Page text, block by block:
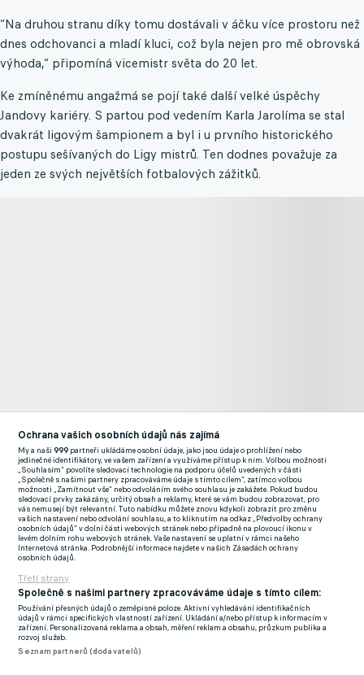
“Na druhou stranu díky tomu dostávali v áčku více prostoru než
dnes odchovanci a mladí kluci, což byla nejen pro mě obrovská
výhoda,“ připomíná vicemistr světa do 20 let.
Ke zmíněnému angažmá se pojí také další velké úspěchy
Jandovy kariéry. S partou pod vedením Karla Jarolíma se stal
dvakrát ligovým šampionem a byl i u prvního historického
postupu sešívaných do Ligy mistrů. Ten dodnes považuje za
jeden ze svých největších fotbalových zážitků.
“Šlo o malý zázrak. Samozřejmě jsme měli jak proti Žilině, tak
Ajaxu kus štěstí, ale to k tomu patří. Zvlášť při vzpomínkách na
rozhodující střetnutí s nizozemským celkem mám dodnes husí
kůži. Hrálo se ještě na Strahově a po jeho konci jsem viděl
hlavně starší fanoušky plakat štěstím,“ líčí s úsměvem na tváři.
Měsíce bez výplaty
Úspěšné období pro něj i spoluhráče však skončilo po oslavách
druhého mistrovského primátu v létě 2009. S nejstarším
klubem v tuzemsku to od té doby začalo jít na řadu roků z
Ochrana vašich osobních údajů nás zajímá
My a naši999 partneři ukládáme osobní údaje, jako jsou údaje o prohlížení nebo
jedinečné identifikátory, ve vašem zařízení a využíváme přístup k nim. Volbou možnosti
„Souhlasím“ povolíte sledovací technologie na podporu účelů uvedených v části
„Společně s našimi partnery zpracováváme údaje s tímto cílem“, zatímco volbou
možnosti „Zamítnout vše“ nebo odvoláním svého souhlasu je zakážete. Pokud budou
sledovací prvky zakázány, určitý obsah a reklamy, které se vám budou zobrazovat, pro
vás nemusejí být relevantní. Tuto nabídku můžete znovu kdykoli zobrazit pro změnu
vašich nastavení nebo odvolání souhlasu, a to kliknutím na odkaz „Předvolby ochrany
osobních údajů“ v dolní části webových stránek nebo případně na plovoucí ikonu v
levém dolním rohu webových stránek. Vaše nastavení se uplatní v rámci našeho
Internetová stránka. Podrobnější informace najdete v našich Zásadách ochrany
osobních údajů.
Třetí strany
Společně s našimi partnery zpracováváme údaje s tímto cílem:
Používání přesných údajů o zeměpisné poloze. Aktivní vyhledávání identifikačních
údajů v rámci specifických vlastností zařízení. Ukládání a/nebo přístup k informacím v
zařízení. Personalizovaná reklama a obsah, měření reklam a obsahu, průzkum publika a
rozvoj služeb.
Seznam partnerů (dodavatelů)